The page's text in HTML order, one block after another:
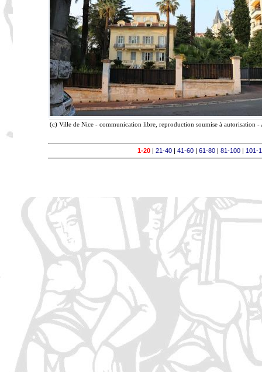
(c) Ville de Nice - communication libre, reproduction soumise à autorisation -
1-20| 21-40| 41-60| 61-80| 81-100| 101-